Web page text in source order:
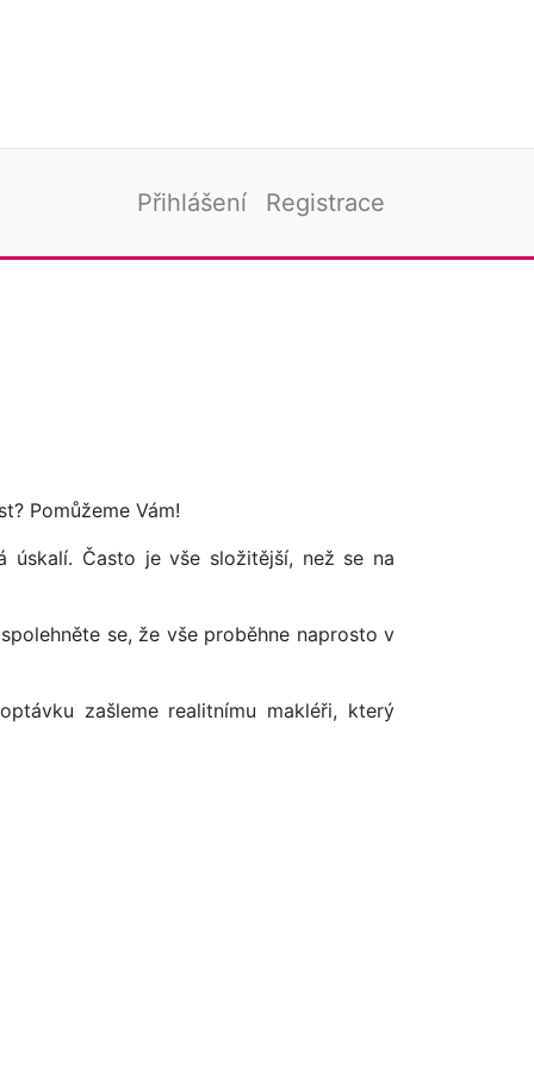
Přihlášení Registrace
Pomůžeme Vám!
úskalí. Často je vše složitější, než se na
se, že vše proběhne naprosto v
zašleme realitnímu makléři, který